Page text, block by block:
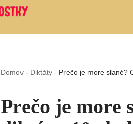
Domov- Diktáty- Prečo je more slané?
Prečo je more